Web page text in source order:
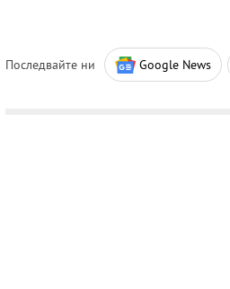
Последвайте ни Google News